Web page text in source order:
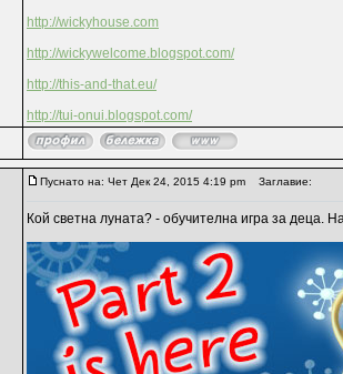
http://wickyhouse.com
http://wickywelcome.blogspot.com/
http://this-and-that.eu/
http://tui-onui.blogspot.com/
Пуснато на: Чет Дек 24, 2015 4:19 pm Заглавие:
Кой светна луната? - обучителна игра за деца.